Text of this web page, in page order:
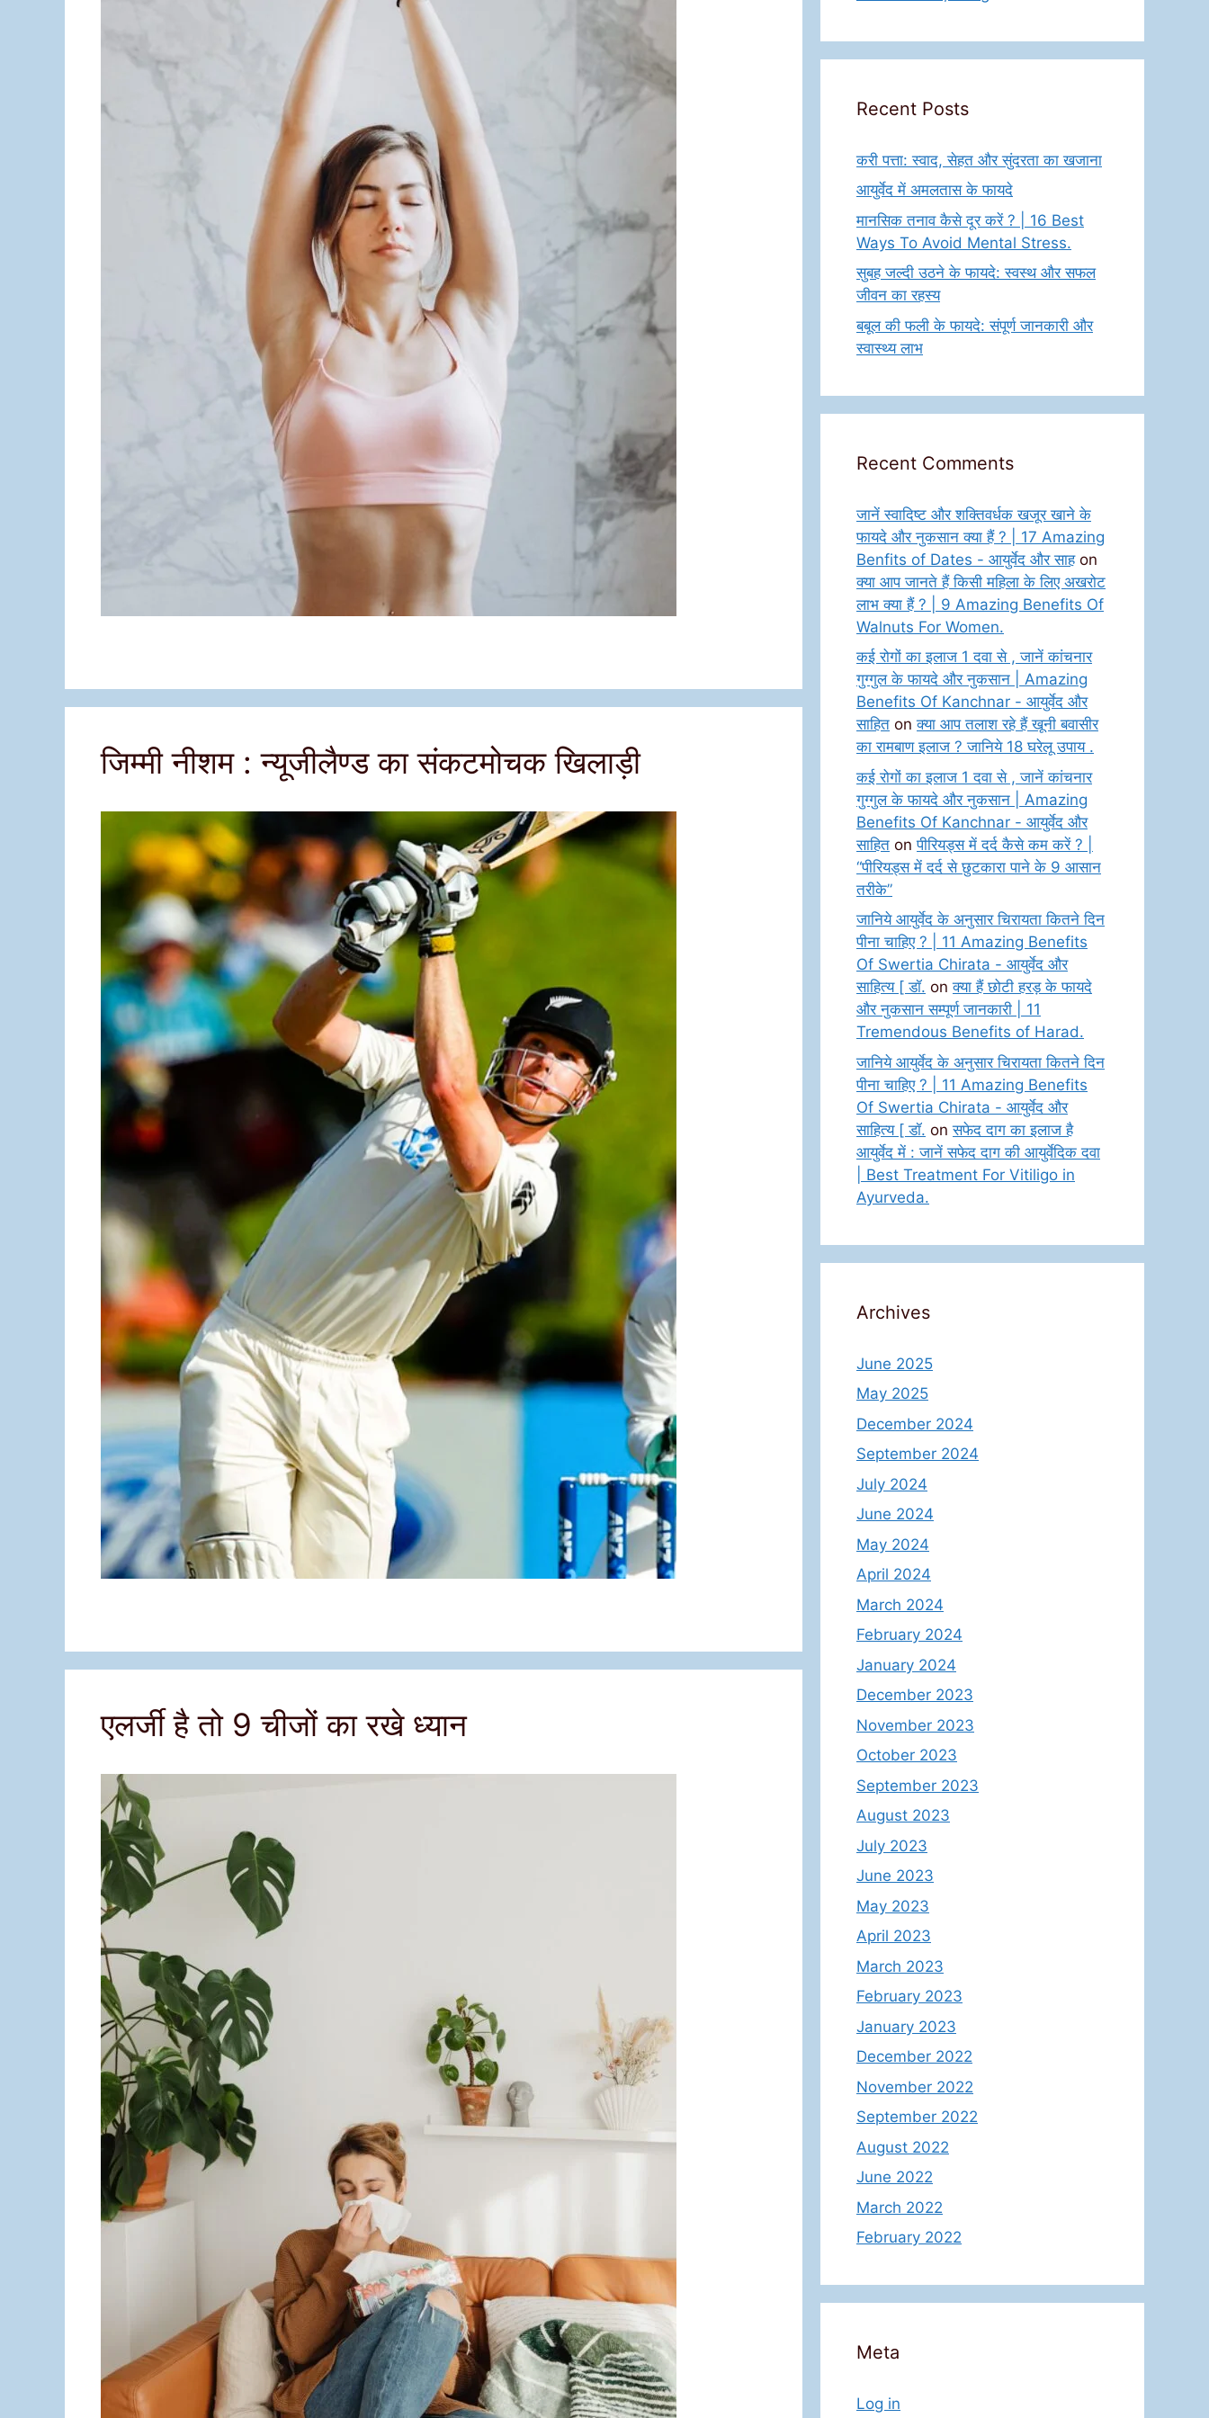
जिम्मी नीशम : न्यूजीलैण्ड का संकटमोचक खिलाड़ी
एलर्जी है तो 9 चीजों का रखे ध्यान
Recent Posts
करी पत्ता: स्वाद, सेहत और सुंदरता का खजाना
आयुर्वेद में अमलतास के फायदे
मानसिक तनाव कैसे दूर करें ? | 16 Best
Ways To Avoid Mental Stress.
सुबह जल्दी उठने के फायदे: स्वस्थ और सफल
जीवन का रहस्य
बबूल की फली के फायदे: संपूर्ण जानकारी और
स्वास्थ्य लाभ
Recent Comments
जानें स्वादिष्ट और शक्तिवर्धक खजूर खाने के
फायदे और नुकसान क्या हैं ? | 17 Amazing
Benfits of Dates - आयुर्वेद और साहon
क्या आप जानते हैं किसी महिला के लिए अखरोट
लाभ क्या हैं ? | 9 Amazing Benefits Of
Walnuts For Women.
कई रोगों का इलाज 1 दवा से , जानें कांचनार
गुग्गुल के फायदे और नुकसान | Amazing
Benefits Of Kanchnar - आयुर्वेद और
साहित onक्या आप तलाश रहे हैं खूनी बवासीर
का रामबाण इलाज ? जानिये 18 घरेलू उपाय .
कई रोगों का इलाज 1 दवा से , जानें कांचनार
गुग्गुल के फायदे और नुकसान | Amazing
Benefits Of Kanchnar - आयुर्वेद और
साहित onपीरियड्स में दर्द कैसे कम करें ? |
“पीरियड्स में दर्द से छुटकारा पाने के 9 आसान
तरीके”
जानिये आयुर्वेद के अनुसार चिरायता कितने दिन
पीना चाहिए ? | 11 Amazing Benefits
Of Swertia Chirata - आयुर्वेद और
साहित्य [ डॉ. onक्या हैं छोटी हरड़ के फायदे
और नुकसान सम्पूर्ण जानकारी | 11
Tremendous Benefits of Harad.
जानिये आयुर्वेद के अनुसार चिरायता कितने दिन
पीना चाहिए ? | 11 Amazing Benefits
Of Swertia Chirata - आयुर्वेद और
साहित्य [ डॉ. onसफेद दाग का इलाज है
आयुर्वेद में : जानें सफेद दाग की आयुर्वेदिक दवा
| Best Treatment For Vitiligo in
Ayurveda.
Archives
June 2025
May 2025
December 2024
September 2024
July 2024
June 2024
May 2024
April 2024
March 2024
February 2024
January 2024
December 2023
November 2023
October 2023
September 2023
August 2023
July 2023
June 2023
May 2023
April 2023
March 2023
February 2023
January 2023
December 2022
November 2022
September 2022
August 2022
June 2022
March 2022
February 2022
Meta
Log in